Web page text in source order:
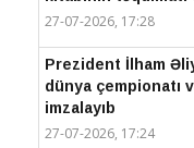
27-07-2026, 17:28
Prezident İlham
dünya çempionatı
imzalayıb
27-07-2026, 17:24